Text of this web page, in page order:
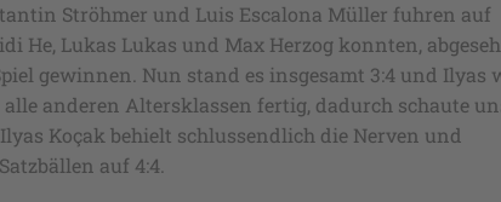
Ströhmer und Luis Escalona Müller fuhren auf
He, Lukas Lukas und Max Herzog konnten,
gewinnen. Nun stand es insgesamt 3:4 und Ilyas
anderen Altersklassen fertig, dadurch schaute
Koçak behielt schlussendlich die Nerven und
auf 4:4.